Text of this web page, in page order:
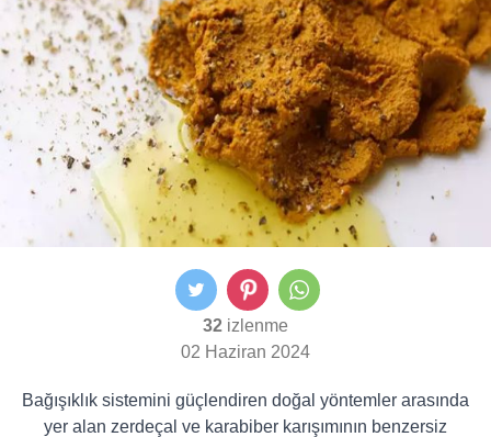
32 izlenme
02 Haziran 2024
Bağışıklık sistemini güçlendiren doğal yöntemler arasında
yer alan zerdeçal ve karabiber karışımının benzersiz